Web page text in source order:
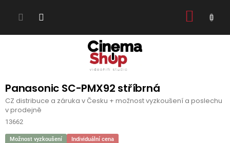
Panasonic SC-PMX92 stříbrná
CZ distribuce a záruka v Česku + možnost vyzkoušení a poslechu
v prodejně
13662
Možnost vyzkoušení Individuální cena